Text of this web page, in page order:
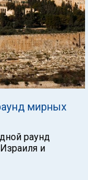
мирных
раунд
и